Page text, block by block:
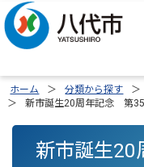
ホーム 分類から探す
新市誕生20周年記念 第
新市誕生